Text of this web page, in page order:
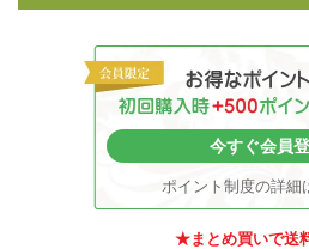
今すぐ会員
ポイント制度の詳細
★まとめ買いで送